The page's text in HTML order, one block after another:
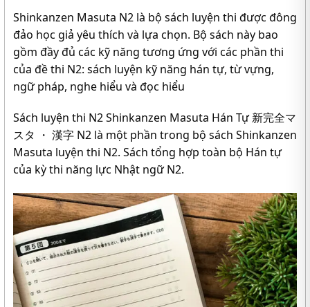
Shinkanzen Masuta N2 là bộ sách luyện thi được đông
đảo học giả yêu thích và lựa chọn. Bộ sách này bao
gồm đầy đủ các kỹ năng tương ứng với các phần thi
của đề thi N2: sách luyện kỹ năng hán tự, từ vựng,
ngữ pháp, nghe hiểu và đọc hiểu
Sách luyện thi N2 Shinkanzen Masuta Hán Tự 新完全マ
スタ ・ 漢字 N2 là một phần trong bộ sách Shinkanzen
Masuta luyện thi N2. Sách tổng hợp toàn bộ Hán tự
của kỳ thi năng lực Nhật ngữ N2.